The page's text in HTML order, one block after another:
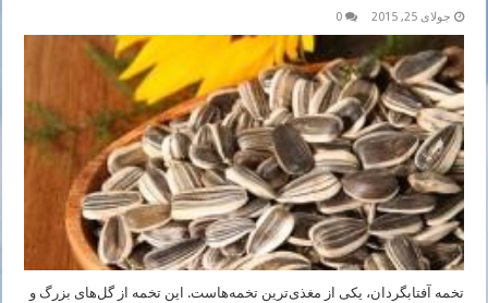
جولای 25, 2015 0
تخمه آفتابگردان، یکی از مغذی‌ترین تخمه‌هاست. این تخمه از گل‌های بزرگ و